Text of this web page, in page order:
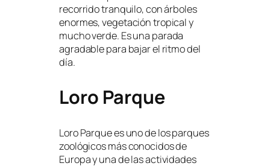
recorrido tranquilo, con árboles
enormes, vegetación tropical y
mucho verde. Es una parada
agradable para bajar el ritmo del
día.
Loro Parque
Loro Parque es uno de los parques
zoológicos más conocidos de
Europa y una de las actividades